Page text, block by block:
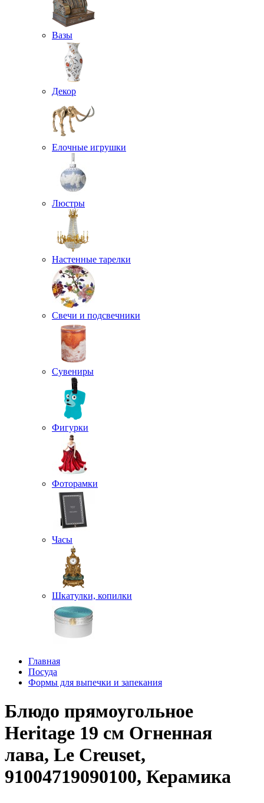
Вазы
Декор
Елочные игрушки
Люстры
Настенные тарелки
Свечи и подсвечники
Сувениры
Фигурки
Фоторамки
Часы
Шкатулки, копилки
Главная
Посуда
Формы для выпечки и запекания
Блюдо прямоугольное
Heritage 19 см Огненная
лава, Le Creuset,
91004719090100, Керамика